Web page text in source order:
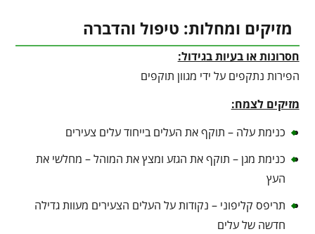
מזיקים ומחלות: טיפול והדברה
חסרונות או בעיות בגידול:
הפירות נתקפים על ידי מגוון תוקפים
מזיקים לצמח:
כנימת עלה – תוקף את העלים בייחוד עלים צעירים
כנימת מגן – תוקף את הגזע ומצץ את המוהל – מחלשי את
העץ
תריפס קליפוני – נקודות על העלים הצעירים מעוות גדילה
חדשה של עלים